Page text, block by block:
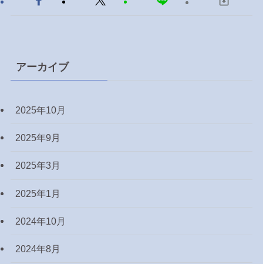
アーカイブ
2025年10月
2025年9月
2025年3月
2025年1月
2024年10月
2024年8月